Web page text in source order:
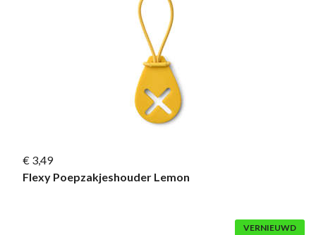
€ 3,49
Flexy Poepzakjeshouder Lemon
VERNIEUWD